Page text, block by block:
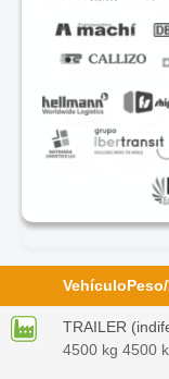
Vehículo
TRAILER
4500 kg 4500